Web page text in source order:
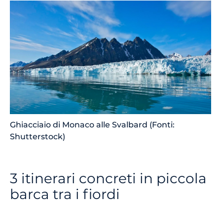
Ghiacciaio di Monaco alle Svalbard (Fonti:
Shutterstock)
3 itinerari concreti in piccola
barca tra i fiordi